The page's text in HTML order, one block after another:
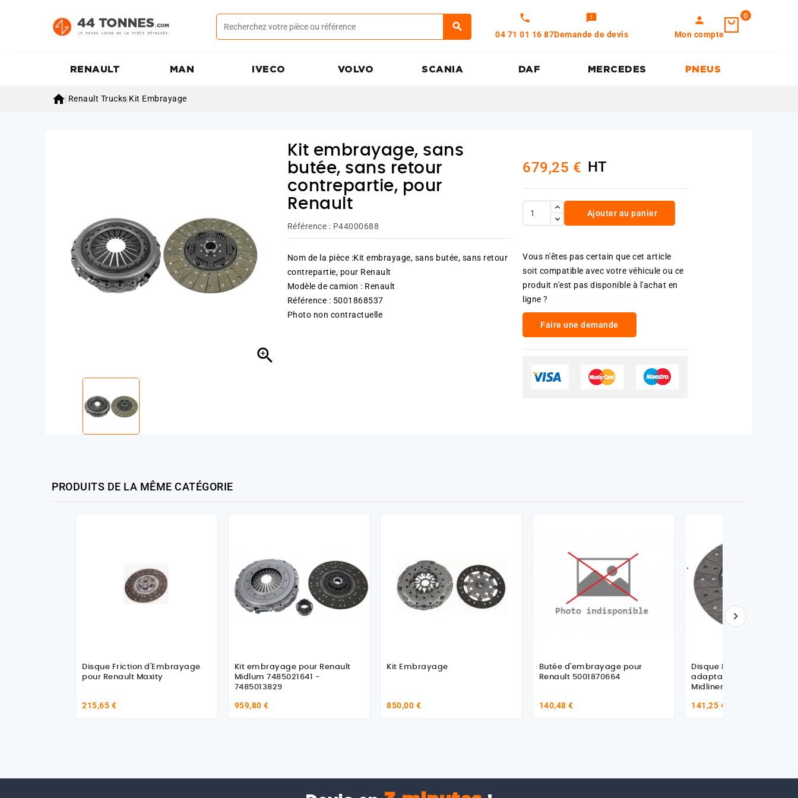
call
04 71 01 16 87
feedback
Demande de devis
person
Mon compte
0
RENAULT MAN IVECO VOLVO SCANIA DAF MERCEDES PNEUS
 Renault Trucks Kit Embrayage

Kit embrayage, sans
butée, sans retour
contrepartie, pour
Renault
Référence : P44000688
Nom de la pièce :Kit embrayage, sans butée, sans retour
contrepartie, pour Renault
Modèle de camion : Renault
Référence : 5001868537
Photo non contractuelle
679,25 € HT
Ajouter au panier
Vous n'êtes pas certain que cet article
soit compatible avec votre véhicule ou ce
produit n'est pas disponible à l'achat en
ligne ?
Faire une demande
PRODUITS DE LA MÊME CATÉGORIE
Disque Friction d'Embrayage
pour Renault Maxity
215,65 €
Kit embrayage pour Renault
Midlum 7485021641 -
7485013829
959,80 €
Kit Embrayage
850,00 €
Butée d'embrayage pour
Renault 5001870664
140,48 €
Disque Embrayage, en
adaptable, pour Renault
Midliner, Midlum
141,25 €
